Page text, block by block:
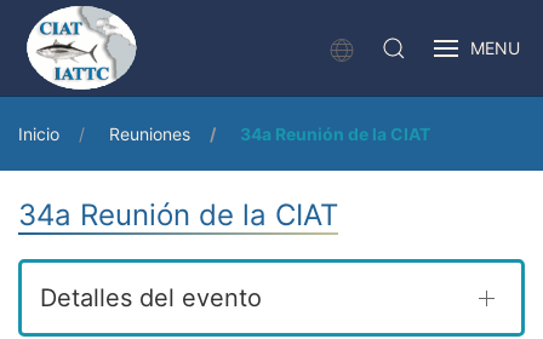
MENU
Inicio Reuniones 34a Reunión de la CIAT
34a Reunión de la CIAT
Detalles del evento